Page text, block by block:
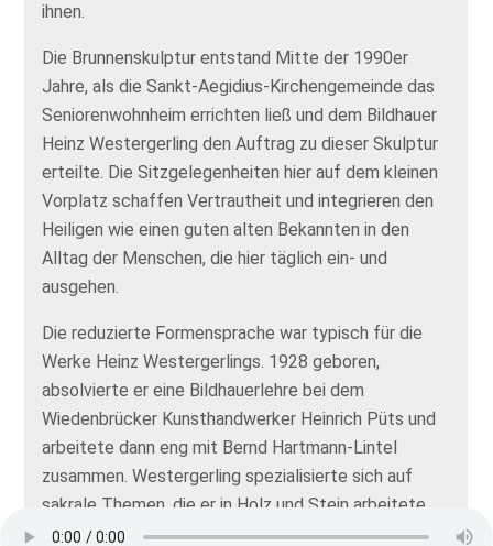
ihnen.
Die Brunnenskulptur entstand Mitte der 1990er
Jahre, als die Sankt-Aegidius-Kirchengemeinde das
Seniorenwohnheim errichten ließ und dem Bildhauer
Heinz Westergerling den Auftrag zu dieser Skulptur
erteilte. Die Sitzgelegenheiten hier auf dem kleinen
Vorplatz schaffen Vertrautheit und integrieren den
Heiligen wie einen guten alten Bekannten in den
Alltag der Menschen, die hier täglich ein- und
ausgehen.
Die reduzierte Formensprache war typisch für die
Werke Heinz Westergerlings. 1928 geboren,
absolvierte er eine Bildhauerlehre bei dem
Wiedenbrücker Kunsthandwerker Heinrich Püts und
arbeitete dann eng mit Bernd Hartmann-Lintel
zusammen. Westergerling spezialisierte sich auf
sakrale Themen, die er in Holz und Stein arbeitete.
Wenn Sie mehr über die Kunst und die Künstler der